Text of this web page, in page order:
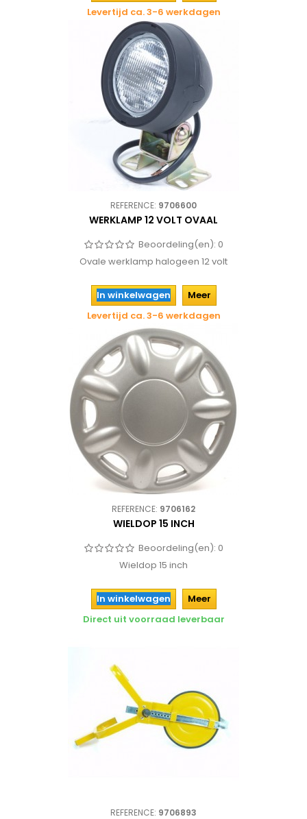
Levertijd ca. 3-6 werkdagen
REFERENCE: 9706600
WERKLAMP 12 VOLT OVAAL
Beoordeling(en): 0
Ovale werklamp halogeen 12 volt
In winkelwagen
Meer
Levertijd ca. 3-6 werkdagen
REFERENCE: 9706162
WIELDOP 15 INCH
Beoordeling(en): 0
Wieldop 15 inch
In winkelwagen
Meer
Direct uit voorraad leverbaar
REFERENCE: 9706893